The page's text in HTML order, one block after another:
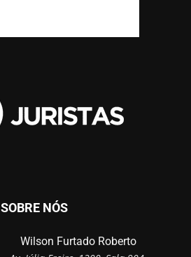
SOBRE NÓS
Wilson Furtado Roberto